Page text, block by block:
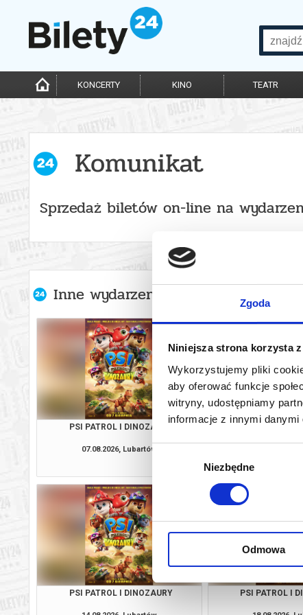
Zgoda
Niniejsza strona korzysta
Wykorzystujemy pliki
aby oferować funkcje
witryny, udostępniamy
informacje z innymi
Wybór
Niezbędne
Odmowa
KONCERTY KINO TEATR
Komunikat
Sprzedaż biletów on-line na
Inne wydarzenia organizatora
PSI PATROL I DINOZAURY
07.08.2026, Lubartów
PSI PATROL I
PSI PATROL I DINOZAURY PSI PATROL I